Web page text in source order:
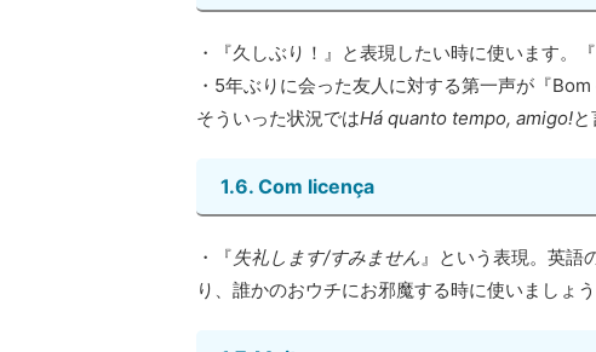
・『久しぶり！』と表現したい時に使います。
・5年ぶりに会った友人に対する第一声が『
そういった状況ではHá quanto tempo, amigo!
1.6. Com licença
・『失礼します/すみません』という表現。英語
り、誰かのおウチにお邪魔する時に使いましょう